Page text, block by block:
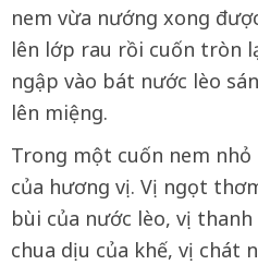
nem vừa nướng xong
lên lớp rau rồi cuốn tròn
ngập vào bát nước lèo
lên miệng.
Trong một cuốn nem nhỏ
của hương vị. Vị ngọt
bùi của nước lèo, vị
chua dịu của khế, vị chát